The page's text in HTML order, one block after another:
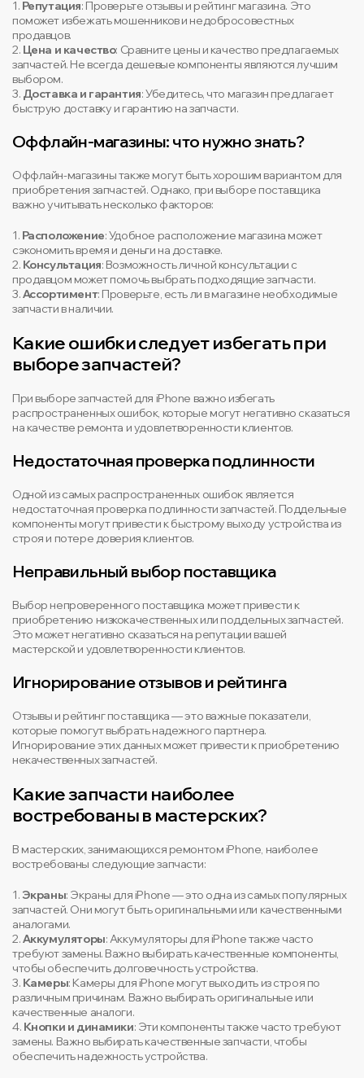
1. Репутация: Проверьте отзывы и рейтинг магазина. Это
поможет избежать мошенников и недобросовестных
продавцов.
2. Цена и качество: Сравните цены и качество предлагаемых
запчастей. Не всегда дешевые компоненты являются лучшим
выбором.
3. Доставка и гарантия: Убедитесь, что магазин предлагает
быструю доставку и гарантию на запчасти.
Оффлайн-магазины: что нужно знать?
Оффлайн-магазины также могут быть хорошим вариантом для
приобретения запчастей. Однако, при выборе поставщика
важно учитывать несколько факторов:
1. Расположение: Удобное расположение магазина может
сэкономить время и деньги на доставке.
2. Консультация: Возможность личной консультации с
продавцом может помочь выбрать подходящие запчасти.
3.Ассортимент: Проверьте, есть ли в магазине необходимые
запчасти в наличии.
Какие ошибки следует избегать при
выборе запчастей?
При выборе запчастей для iPhone важно избегать
распространенных ошибок, которые могут негативно сказаться
на качестве ремонта и удовлетворенности клиентов.
Недостаточная проверка подлинности
Одной из самых распространенных ошибок является
недостаточная проверка подлинности запчастей. Поддельные
компоненты могут привести к быстрому выходу устройства из
строя и потере доверия клиентов.
Неправильный выбор поставщика
Выбор непроверенного поставщика может привести к
приобретению низкокачественных или поддельных запчастей.
Это может негативно сказаться на репутации вашей
мастерской и удовлетворенности клиентов.
Игнорирование отзывов и рейтинга
Отзывы и рейтинг поставщика — это важные показатели,
которые помогут выбрать надежного партнера.
Игнорирование этих данных может привести к приобретению
некачественных запчастей.
Какие запчасти наиболее
востребованы в мастерских?
В мастерских, занимающихся ремонтом iPhone, наиболее
востребованы следующие запчасти:
1. Экраны: Экраны для iPhone — это одна из самых популярных
запчастей. Они могут быть оригинальными или качественными
аналогами.
2.Аккумуляторы: Аккумуляторы для iPhone также часто
требуют замены. Важно выбирать качественные компоненты,
чтобы обеспечить долговечность устройства.
3. Камеры: Камеры для iPhone могут выходить из строя по
различным причинам. Важно выбирать оригинальные или
качественные аналоги.
4. Кнопки и динамики: Эти компоненты также часто требуют
замены. Важно выбирать качественные запчасти, чтобы
обеспечить надежность устройства.